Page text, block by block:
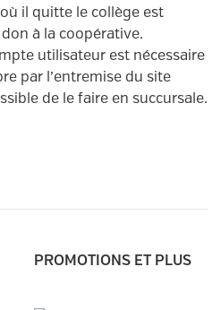
il quitte le collège est
à la coopérative.
utilisateur est nécessaire
par l’entremise du site
de le faire en succursale.
PROMOTIONS ET PLUS